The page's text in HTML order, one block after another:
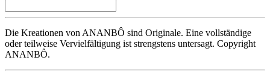
Die Kreationen von ANANBÔ sind Originale. Eine vollständige
oder teilweise Vervielfältigung ist strengstens untersagt. Copyright
ANANBÔ.